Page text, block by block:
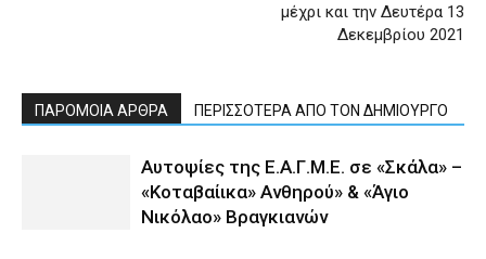
μέχρι και την Δευτέρα 13
Δεκεμβρίου 2021
ΠΑΡΟΜΟΙΑ ΑΡΘΡΑ ΠΕΡΙΣΣΟΤΕΡΑ ΑΠΟ ΤΟΝ ΔΗΜΙΟΥΡΓΟ
Αυτοψίες της Ε.Α.Γ.Μ.Ε. σε «Σκάλα» –
«Κοταβαίικα» Ανθηρού» & «Άγιο
Νικόλαο» Βραγκιανών